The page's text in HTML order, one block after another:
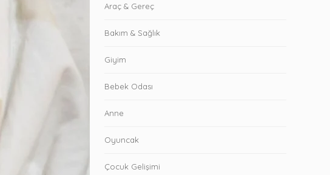
Araç & Gereç
Bakım & Sağlık
Giyim
Bebek Odası
Anne
Oyuncak
Çocuk Gelişimi